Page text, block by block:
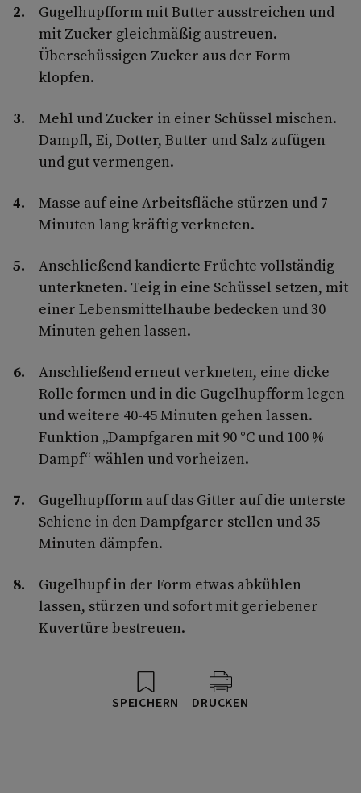
Gugelhupfform mit Butter ausstreichen und
mit Zucker gleichmäßig austreuen.
Überschüssigen Zucker aus der Form
klopfen.
Mehl und Zucker in einer Schüssel mischen.
Dampfl, Ei, Dotter, Butter und Salz zufügen
und gut vermengen.
Masse auf eine Arbeitsfläche stürzen und 7
Minuten lang kräftig verkneten.
Anschließend kandierte Früchte vollständig
unterkneten. Teig in eine Schüssel setzen, mit
einer Lebensmittelhaube bedecken und 30
Minuten gehen lassen.
Anschließend erneut verkneten, eine dicke
Rolle formen und in die Gugelhupfform legen
und weitere 40-45 Minuten gehen lassen.
Funktion „Dampfgaren mit 90 °C und 100 %
Dampf“ wählen und vorheizen.
Gugelhupfform auf das Gitter auf die unterste
Schiene in den Dampfgarer stellen und 35
Minuten dämpfen.
Gugelhupf in der Form etwas abkühlen
lassen, stürzen und sofort mit geriebener
Kuvertüre bestreuen.
SPEICHERN DRUCKEN